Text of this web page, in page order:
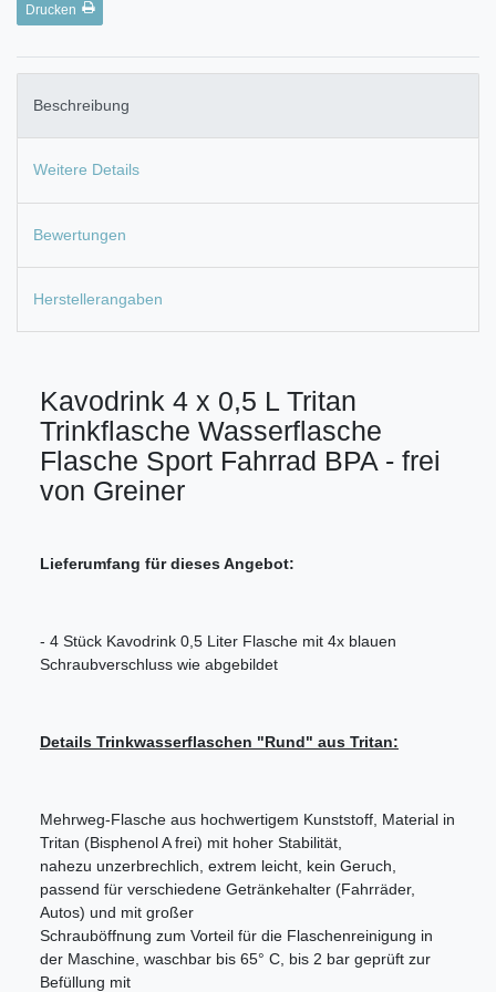
Drucken
Beschreibung
Weitere Details
Bewertungen
Herstellerangaben
Kavodrink 4 x 0,5 L Tritan
Trinkflasche Wasserflasche
Flasche Sport Fahrrad BPA - frei
von Greiner
Lieferumfang für dieses Angebot:
- 4 Stück Kavodrink 0,5 Liter Flasche mit 4x blauen
Schraubverschluss wie abgebildet
Details Trinkwasserflaschen "Rund" aus Tritan:
Mehrweg-Flasche aus hochwertigem Kunststoff, Material in
Tritan (Bisphenol A frei) mit hoher Stabilität,
nahezu unzerbrechlich, extrem leicht, kein Geruch,
passend für verschiedene Getränkehalter (Fahrräder,
Autos) und mit großer
Schrauböffnung zum Vorteil für die Flaschenreinigung in
der Maschine, waschbar bis 65° C, bis 2 bar geprüft zur
Befüllung mit